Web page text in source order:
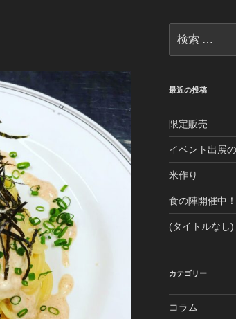
索:
最近の投稿
限定販売
イベント出展
米作り
食の陣開催中！
(タイトルなし)
カテゴリー
コラム